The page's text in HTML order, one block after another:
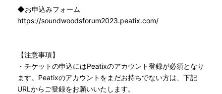
◆お申込みフォーム
https://soundwoodsforum2023.peatix.com/
【注意事項】
・チケットの申込にはPeatixのアカウント登録が必須となり
ます。Peatixのアカウントをまだお持ちでない方は、下記
URLからご登録をお願いいたします。